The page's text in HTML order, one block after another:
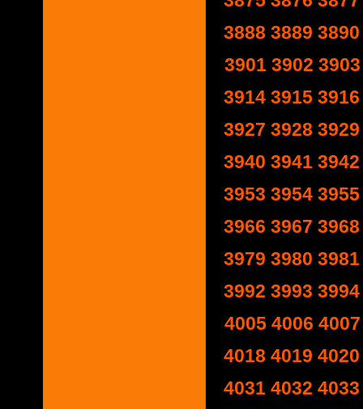
3888 3889 3890
3901 3902 3903
3914 3915 3916
3927 3928 3929
3940 3941 3942
3953 3954 3955
3966 3967 3968
3979 3980 3981
3992 3993 3994
4005 4006 4007
4018 4019 4020
4031 4032 4033